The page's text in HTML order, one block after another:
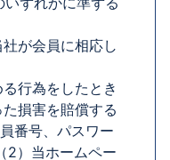
が会員に相応し
行為をしたとき
損害を賠償する
番号、パスワー
2）当ホームペー